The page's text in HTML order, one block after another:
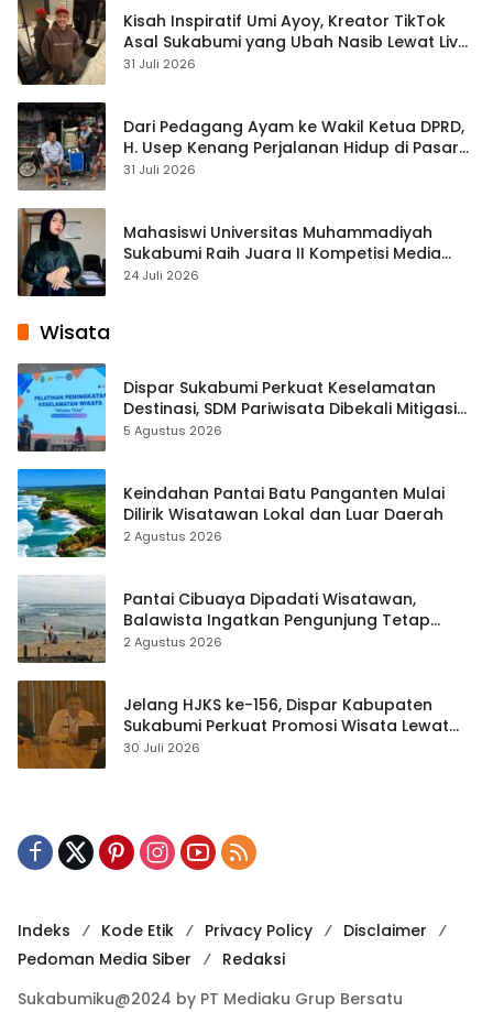
Kisah Inspiratif Umi Ayoy, Kreator TikTok
Asal Sukabumi yang Ubah Nasib Lewat Live
Streaming
31 Juli 2026
Dari Pedagang Ayam ke Wakil Ketua DPRD,
H. Usep Kenang Perjalanan Hidup di Pasar
Cisaat
31 Juli 2026
Mahasiswi Universitas Muhammadiyah
Sukabumi Raih Juara II Kompetisi Media
Pembelajaran Digital Tingkat Internasional
24 Juli 2026
Wisata
Dispar Sukabumi Perkuat Keselamatan
Destinasi, SDM Pariwisata Dibekali Mitigasi
hingga Teknik Evakuasi
5 Agustus 2026
Keindahan Pantai Batu Panganten Mulai
Dilirik Wisatawan Lokal dan Luar Daerah
2 Agustus 2026
Pantai Cibuaya Dipadati Wisatawan,
Balawista Ingatkan Pengunjung Tetap
Waspada
2 Agustus 2026
Jelang HJKS ke-156, Dispar Kabupaten
Sukabumi Perkuat Promosi Wisata Lewat
Publikasi Digital
30 Juli 2026
Indeks Kode Etik Privacy Policy
Disclaimer
Pedoman Media Siber
Redaksi
Sukabumiku@2024 by PT Mediaku Grup Bersatu